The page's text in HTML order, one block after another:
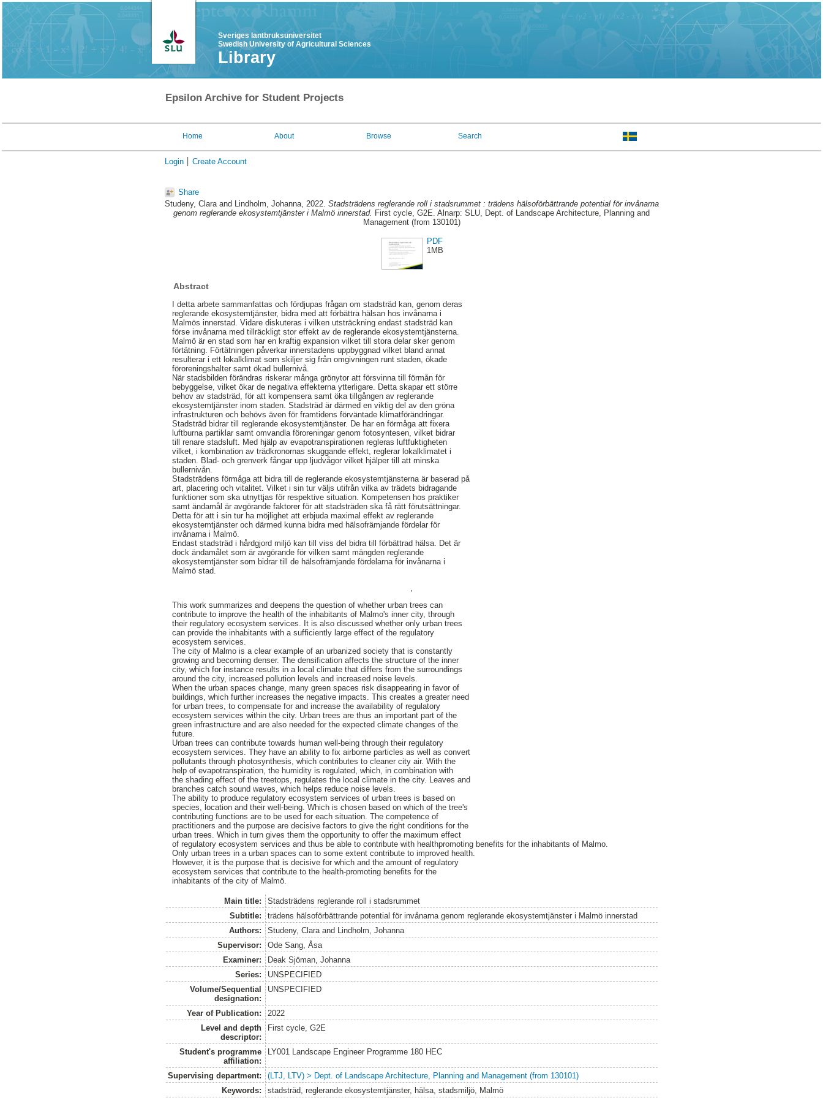
Sveriges lantbruksuniversitet
Swedish University of Agricultural Sciences
Library
Epsilon Archive for Student Projects
Home About Browse Search
Login Create Account
Share
Studeny, Claraand Lindholm, Johanna, 2022. Stadsträdens reglerande roll i stadsrummet : trädens hälsoförbättrande potential för invånarna
genom reglerande ekosystemtjänster i Malmö innerstad. First cycle, G2E. Alnarp: SLU, Dept. of Landscape Architecture, Planning and
Management (from 130101)
PDF
1MB
Abstract
I detta arbete sammanfattas och fördjupas frågan om stadsträd kan, genom deras
reglerande ekosystemtjänster, bidra med att förbättra hälsan hos invånarna i
Malmös innerstad. Vidare diskuteras i vilken utsträckning endast stadsträd kan
förse invånarna med tillräckligt stor effekt av de reglerande ekosystemtjänsterna.
Malmö är en stad som har en kraftig expansion vilket till stora delar sker genom
förtätning. Förtätningen påverkar innerstadens uppbyggnad vilket bland annat
resulterar i ett lokalklimat som skiljer sig från omgivningen runt staden, ökade
föroreningshalter samt ökad bullernivå.
När stadsbilden förändras riskerar många grönytor att försvinna till förmån för
bebyggelse, vilket ökar de negativa effekterna ytterligare. Detta skapar ett större
behov av stadsträd, för att kompensera samt öka tillgången av reglerande
ekosystemtjänster inom staden. Stadsträd är därmed en viktig del av den gröna
infrastrukturen och behövs även för framtidens förväntade klimatförändringar.
Stadsträd bidrar till reglerande ekosystemtjänster. De har en förmåga att fixera
luftburna partiklar samt omvandla föroreningar genom fotosyntesen, vilket bidrar
till renare stadsluft. Med hjälp av evapotranspirationen regleras luftfuktigheten
vilket, i kombination av trädkronornas skuggande effekt, reglerar lokalklimatet i
staden. Blad- och grenverk fångar upp ljudvågor vilket hjälper till att minska
bullernivån.
Stadsträdens förmåga att bidra till de reglerande ekosystemtjänsterna är baserad på
art, placering och vitalitet. Vilket i sin tur väljs utifrån vilka av trädets bidragande
funktioner som ska utnyttjas för respektive situation. Kompetensen hos praktiker
samt ändamål är avgörande faktorer för att stadsträden ska få rätt förutsättningar.
Detta för att i sin tur ha möjlighet att erbjuda maximal effekt av reglerande
ekosystemtjänster och därmed kunna bidra med hälsofrämjande fördelar för
invånarna i Malmö.
Endast stadsträd i hårdgjord miljö kan till viss del bidra till förbättrad hälsa. Det är
dock ändamålet som är avgörande för vilken samt mängden reglerande
ekosystemtjänster som bidrar till de hälsofrämjande fördelarna för invånarna i
Malmö stad.
This work summarizes and deepens the question of whether urban trees can
contribute to improve the health of the inhabitants of Malmo's inner city, through
their regulatory ecosystem services. It is also discussed whether only urban trees
can provide the inhabitants with a sufficiently large effect of the regulatory
ecosystem services.
The city of Malmo is a clear example of an urbanized society that is constantly
growing and becoming denser. The densification affects the structure of the inner
city, which for instance results in a local climate that differs from the surroundings
around the city, increased pollution levels and increased noise levels.
When the urban spaces change, many green spaces risk disappearing in favor of
buildings, which further increases the negative impacts. This creates a greater need
for urban trees, to compensate for and increase the availability of regulatory
ecosystem services within the city. Urban trees are thus an important part of the
green infrastructure and are also needed for the expected climate changes of the
future.
Urban trees can contribute towards human well-being through their regulatory
ecosystem services. They have an ability to fix airborne particles as well as convert
pollutants through photosynthesis, which contributes to cleaner city air. With the
help of evapotranspiration, the humidity is regulated, which, in combination with
the shading effect of the treetops, regulates the local climate in the city. Leaves and
branches catch sound waves, which helps reduce noise levels.
The ability to produce regulatory ecosystem services of urban trees is based on
species, location and their well-being. Which is chosen based on which of the tree's
contributing functions are to be used for each situation. The competence of
practitioners and the purpose are decisive factors to give the right conditions for the
urban trees. Which in turn gives them the opportunity to offer the maximum effect
of regulatory ecosystem services and thus be able to contribute with healthpromoting benefits for the inhabitants of Malmo.
Only urban trees in a urban spaces can to some extent contribute to improved health.
However, it is the purpose that is decisive for which and the amount of regulatory
ecosystem services that contribute to the health-promoting benefits for the
inhabitants of the city of Malmö.
Main title:
Stadsträdens reglerande roll i stadsrummet
Subtitle:
trädens hälsoförbättrande potential för invånarna genom reglerande ekosystemtjänster i Malmö innerstad
Authors:
Studeny, Claraand Lindholm, Johanna
Supervisor:
Ode Sang, Åsa
Examiner:
Deak Sjöman, Johanna
Series:
UNSPECIFIED
Volume/Sequential
designation:
UNSPECIFIED
Year of Publication:
2022
Level and depth
descriptor:
First cycle, G2E
Student's programme
affiliation:
LY001 Landscape Engineer Programme 180 HEC
Supervising department:
(LTJ, LTV) > Dept. of Landscape Architecture, Planning and Management (from 130101)
Keywords:
stadsträd, reglerande ekosystemtjänster, hälsa, stadsmiljö, Malmö